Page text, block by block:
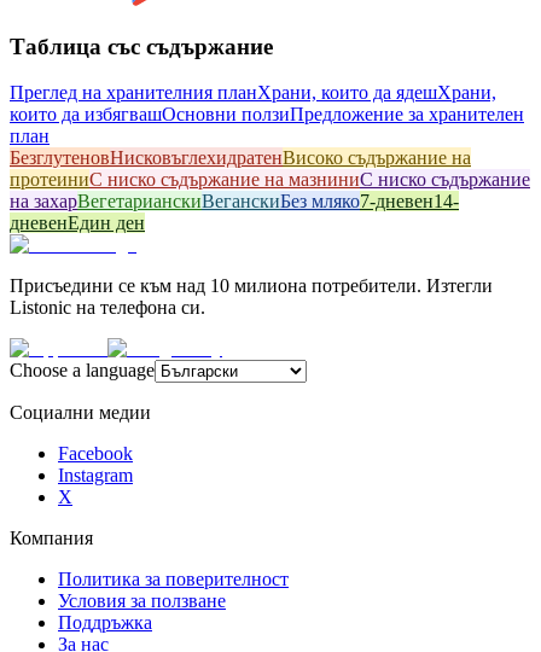
Таблица със съдържание
Преглед на хранителния планХрани, които да ядешХрани,
които да избягвашОсновни ползиПредложение за хранителен
план
БезглутеновHисковъглехидратенВисоко съдържание на
протеиниС ниско съдържание на мазниниС ниско съдържание
на захарВегетарианскиВеганскиБез мляко7-дневен14-
дневенЕдин ден
Присъедини се към над 10 милиона потребители. Изтегли
Listonic на телефона си.
Choose a language
Социални медии
Facebook
Instagram
X
Компания
Политика за поверителност
Условия за ползване
Поддръжка
За нас